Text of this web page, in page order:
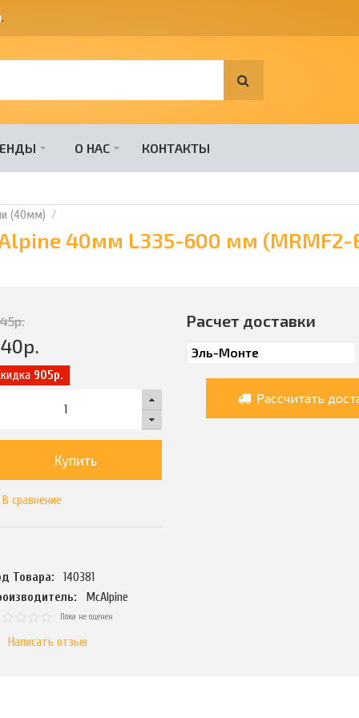
.
О НАС КОНТАКТЫ
(40мм)
40мм L335-600 мм (MRMF2-
р.
р.
905р.
Купить
В сравнение
Товара:
140381
McAlpine
Пока не оценен
Написать отзыв
Расчет доставки
Рассчитать